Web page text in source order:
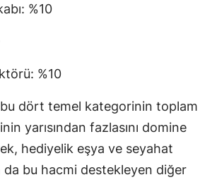
%10
%10
dört temel kategorinin toplam
yarısından fazlasını domine
hediyelik eşya ve seyahat
da bu hacmi destekleyen diğer